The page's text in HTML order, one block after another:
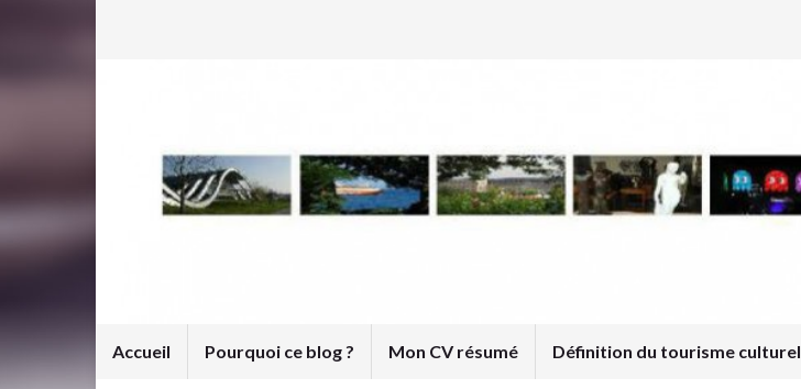
Accueil Pourquoi ce blog ? Mon CV résumé Définition du tourisme culturel